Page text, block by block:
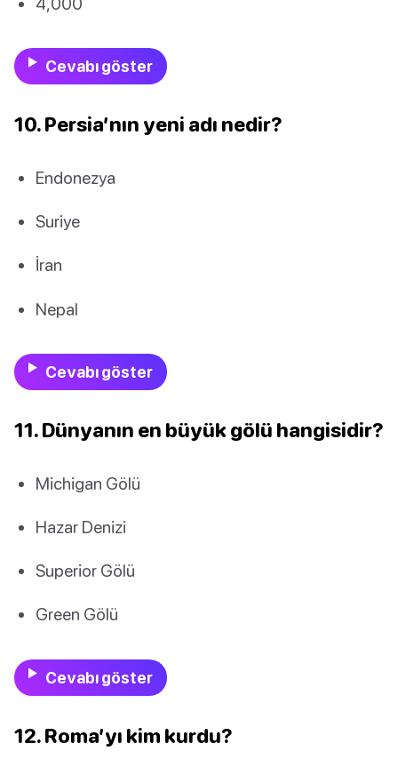
Cevabı göster
10. Persia’nın yeni adı nedir?
Endonezya
Suriye
İran
Nepal
Cevabı göster
11. Dünyanın en büyük gölü hangisidir?
Michigan Gölü
Hazar Denizi
Superior Gölü
Green Gölü
Cevabı göster
12. Roma’yı kim kurdu?